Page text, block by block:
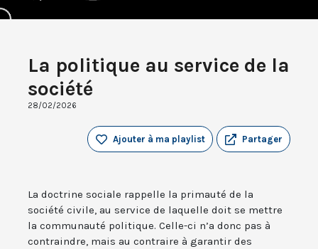
La politique au service de la
société
28/02/2026
Partager
Ajouter à ma playlist
La doctrine sociale rappelle la primauté de la
société civile, au service de laquelle doit se mettre
la communauté politique. Celle-ci n’a donc pas à
contraindre, mais au contraire à garantir des